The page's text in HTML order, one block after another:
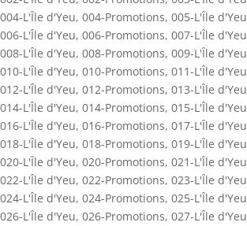
004-L'Île d'Yeu, 004-Promotions, 005-L'Île d'Yeu
006-L'Île d'Yeu, 006-Promotions, 007-L'Île d'Yeu
008-L'Île d'Yeu, 008-Promotions, 009-L'Île d'Yeu
010-L'Île d'Yeu, 010-Promotions, 011-L'Île d'Yeu
012-L'Île d'Yeu, 012-Promotions, 013-L'Île d'Yeu
014-L'Île d'Yeu, 014-Promotions, 015-L'Île d'Yeu
016-L'Île d'Yeu, 016-Promotions, 017-L'Île d'Yeu
018-L'Île d'Yeu, 018-Promotions, 019-L'Île d'Yeu
020-L'Île d'Yeu, 020-Promotions, 021-L'Île d'Yeu
022-L'Île d'Yeu, 022-Promotions, 023-L'Île d'Yeu
024-L'Île d'Yeu, 024-Promotions, 025-L'Île d'Yeu
026-L'Île d'Yeu, 026-Promotions, 027-L'Île d'Yeu